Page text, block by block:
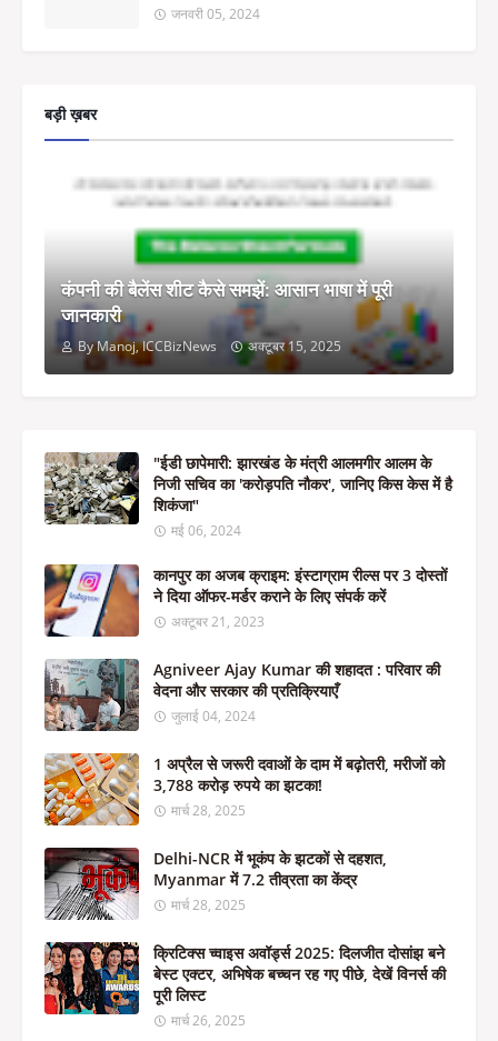
जनवरी 05, 2024
बड़ी ख़बर
कंपनी की बैलेंस शीट कैसे समझें: आसान भाषा में पूरी
जानकारी
By Manoj, ICCBizNews अक्टूबर 15, 2025
"ईडी छापेमारी: झारखंड के मंत्री आलमगीर आलम के
निजी सचिव का 'करोड़पति नौकर', जानिए किस केस में है
शिकंजा"
मई 06, 2024
कानपुर का अजब क्राइम: इंस्टाग्राम रील्स पर 3 दोस्तों
ने दिया ऑफर-मर्डर कराने के लिए संपर्क करें
अक्टूबर 21, 2023
Agniveer Ajay Kumar की शहादत : परिवार की
वेदना और सरकार की प्रतिक्रियाएँ
जुलाई 04, 2024
1 अप्रैल से जरूरी दवाओं के दाम में बढ़ोतरी, मरीजों को
3,788 करोड़ रुपये का झटका!
मार्च 28, 2025
Delhi-NCR में भूकंप के झटकों से दहशत,
Myanmar में 7.2 तीव्रता का केंद्र
मार्च 28, 2025
क्रिटिक्स च्वाइस अवॉर्ड्स 2025: दिलजीत दोसांझ बने
बेस्ट एक्टर, अभिषेक बच्चन रह गए पीछे, देखें विनर्स की
पूरी लिस्ट
मार्च 26, 2025